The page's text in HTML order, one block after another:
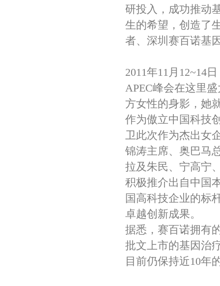
研投入，成功推动
生的希望，创造了
者、深圳赛百诺基
2011年11月12~14
APEC峰会在这里
方女性的身影，她
作为傲立中国科技
卫此次作为杰出女
锦涛主席、奥巴马
拉及朱民、宁高宁
积极推介出自中国
国高科技企业的标
卓越创新成果。
据悉，赛百诺拥有
批文上市的基因治
目前仍保持近10年